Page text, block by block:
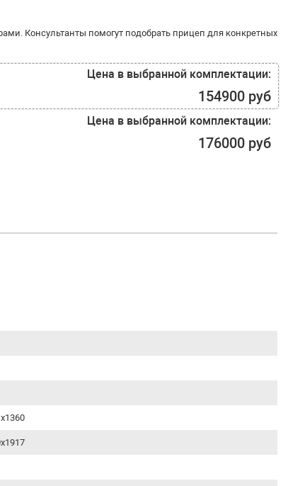
Консультанты помогут подобрать прицеп для конкретных
Цена в выбранной комплектации:
154900 руб
Цена в выбранной комплектации:
176000 руб